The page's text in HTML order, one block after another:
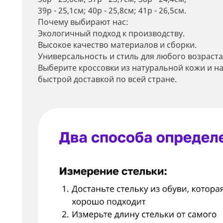
39р - 25,1см; 40р - 25,8см; 41р - 26,5см.
Почему выбирают нас:
Экологичный подход к производству.
Высокое качество материалов и сборки.
Универсальность и стиль для любого
Выберите кроссовки из натуральной кожи и
быстрой доставкой по всей стране.